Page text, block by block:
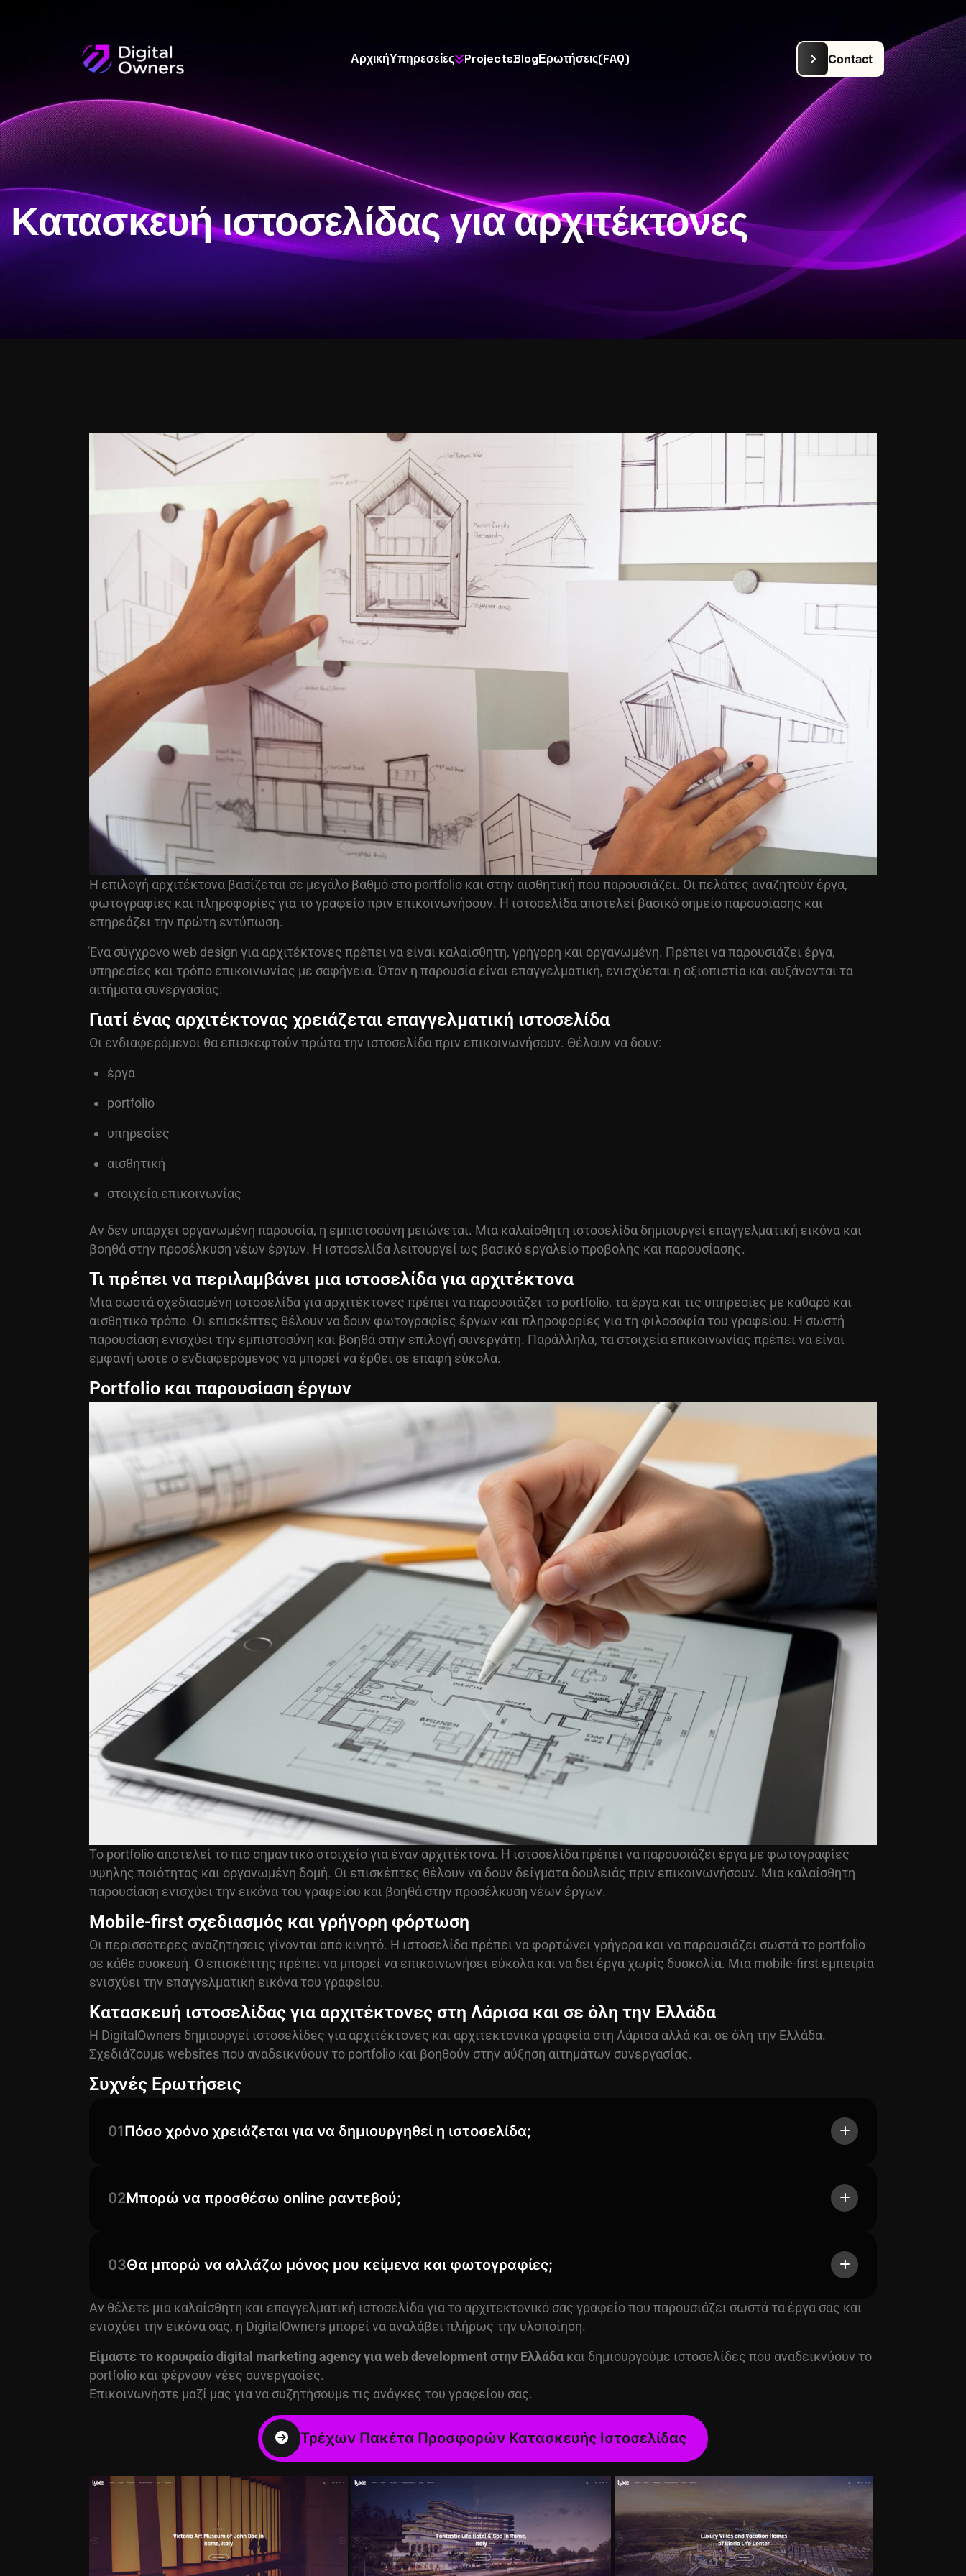
ΑρχικήΥπηρεσείες ProjectsBlogΕρωτήσεις(FAQ)
Κατασκευή ιστοσελίδας για αρχιτέκτονες
Η επιλογή αρχιτέκτονα βασίζεται σε μεγάλο βαθμό στο portfolio και στην αισθητική που παρουσιάζει. Οι πελάτες αναζητούν έργα,
φωτογραφίες και πληροφορίες για το γραφείο πριν επικοινωνήσουν. Η ιστοσελίδα αποτελεί βασικό σημείο παρουσίασης και
επηρεάζει την πρώτη εντύπωση.
Ένα σύγχρονοweb design για αρχιτέκτονες πρέπει να είναι καλαίσθητη, γρήγορη και οργανωμένη. Πρέπει να παρουσιάζει έργα,
υπηρεσίες και τρόπο επικοινωνίας με σαφήνεια. Όταν η παρουσία είναι επαγγελματική, ενισχύεται η αξιοπιστία και αυξάνονται τα
αιτήματα συνεργασίας.
Γιατί ένας αρχιτέκτονας χρειάζεται επαγγελματική ιστοσελίδα
Οι ενδιαφερόμενοι θα επισκεφτούν πρώτα την ιστοσελίδα πριν επικοινωνήσουν. Θέλουν να δουν:
έργα
portfolio
υπηρεσίες
αισθητική
στοιχεία επικοινωνίας
Αν δεν υπάρχει οργανωμένη παρουσία, η εμπιστοσύνη μειώνεται. Μια καλαίσθητη ιστοσελίδα δημιουργεί επαγγελματική εικόνα και
βοηθά στην προσέλκυση νέων έργων. Η ιστοσελίδα λειτουργεί ως βασικό εργαλείο προβολής και παρουσίασης.
Τι πρέπει να περιλαμβάνει μια ιστοσελίδα για αρχιτέκτονα
Μια σωστά σχεδιασμένη ιστοσελίδα για αρχιτέκτονες πρέπει να παρουσιάζει το portfolio, τα έργα και τις υπηρεσίες με καθαρό και
αισθητικό τρόπο. Οι επισκέπτες θέλουν να δουν φωτογραφίες έργων και πληροφορίες για τη φιλοσοφία του γραφείου. Η σωστή
παρουσίαση ενισχύει την εμπιστοσύνη και βοηθά στην επιλογή συνεργάτη. Παράλληλα, τα στοιχεία επικοινωνίας πρέπει να είναι
εμφανή ώστε ο ενδιαφερόμενος να μπορεί να έρθει σε επαφή εύκολα.
Portfolio και παρουσίαση έργων
Το portfolio αποτελεί το πιο σημαντικό στοιχείο για έναν αρχιτέκτονα. Η ιστοσελίδα πρέπει να παρουσιάζει έργα με φωτογραφίες
υψηλής ποιότητας και οργανωμένη δομή. Οι επισκέπτες θέλουν να δουν δείγματα δουλειάς πριν επικοινωνήσουν. Μια καλαίσθητη
παρουσίαση ενισχύει την εικόνα του γραφείου και βοηθά στην προσέλκυση νέων έργων.
Mobile-first σχεδιασμός και γρήγορη φόρτωση
Οι περισσότερες αναζητήσεις γίνονται από κινητό. Η ιστοσελίδα πρέπει να φορτώνει γρήγορα και να παρουσιάζει σωστά το portfolio
σε κάθε συσκευή. Ο επισκέπτης πρέπει να μπορεί να επικοινωνήσει εύκολα και να δει έργα χωρίς δυσκολία. Μια mobile-first εμπειρία
ενισχύει την επαγγελματική εικόνα του γραφείου.
Κατασκευή ιστοσελίδας για αρχιτέκτονες στη Λάρισα και σε όλη την Ελλάδα
Η DigitalOwners δημιουργεί ιστοσελίδες για αρχιτέκτονες και αρχιτεκτονικά γραφεία στη Λάρισα αλλά και σε όλη την Ελλάδα.
Σχεδιάζουμε websites που αναδεικνύουν το portfolio και βοηθούν στην αύξηση αιτημάτων συνεργασίας.
Συχνές Ερωτήσεις
01Πόσο χρόνο χρειάζεται για να δημιουργηθεί η ιστοσελίδα;
02Μπορώ να προσθέσω online ραντεβού;
03Θα μπορώ να αλλάζω μόνος μου κείμενα και φωτογραφίες;
Αν θέλετε μια καλαίσθητη και επαγγελματική ιστοσελίδα για το αρχιτεκτονικό σας γραφείο που παρουσιάζει σωστά τα έργα σας και
ενισχύει την εικόνα σας, η DigitalOwners μπορεί να αναλάβει πλήρως την υλοποίηση.
Είμαστε το κορυφαίοdigital marketing agencyγια web development στην Ελλάδα και δημιουργούμε ιστοσελίδες που αναδεικνύουν το
portfolio και φέρνουν νέες συνεργασίες.
Επικοινωνήστε μαζί μας για να συζητήσουμε τις ανάγκες του γραφείου σας.